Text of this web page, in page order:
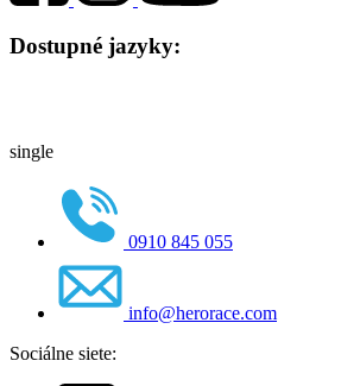
Dostupné jazyky:
single
0910 845 055
info@herorace.com
Sociálne siete: